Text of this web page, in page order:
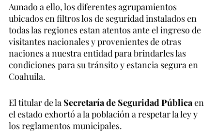
Aunado a ello, los diferentes agrupamientos
ubicados en filtros los de seguridad instalados en
todas las regiones estan atentos ante el ingreso de
visitantes nacionales y provenientes de otras
naciones a nuestra entidad para brindarles las
condiciones para su tránsito y estancia segura en
Coahuila.
El titular de la Secretaría de Seguridad Públicaen
el estado exhortó a la población a respetar la ley y
los reglamentos municipales.
Suscribirme
Unirme al Canal de WhatsApp